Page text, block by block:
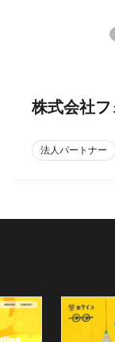
株式会社
法人パートナー